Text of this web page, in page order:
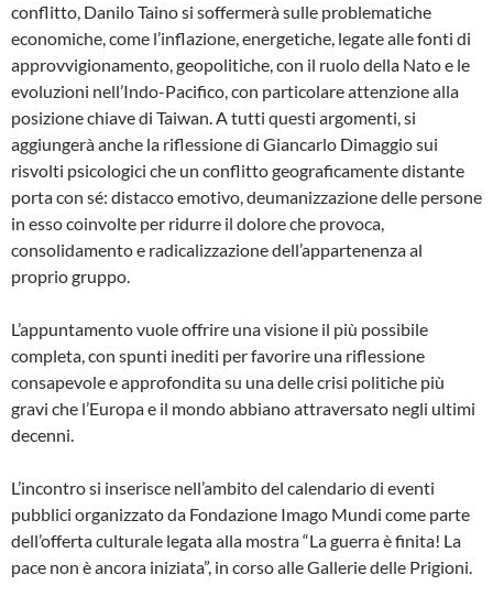
conflitto, Danilo Taino si soffermerà sulle problematiche
economiche, come l’inflazione, energetiche, legate alle fonti di
approvvigionamento, geopolitiche, con il ruolo della Nato e le
evoluzioni nell’Indo-Pacifico, con particolare attenzione alla
posizione chiave di Taiwan. A tutti questi argomenti, si
aggiungerà anche la riflessione di Giancarlo Dimaggio sui
risvolti psicologici che un conflitto geograficamente distante
porta con sé: distacco emotivo, deumanizzazione delle persone
in esso coinvolte per ridurre il dolore che provoca,
consolidamento e radicalizzazione dell’appartenenza al
proprio gruppo.
L’appuntamento vuole offrire una visione il più possibile
completa, con spunti inediti per favorire una riflessione
consapevole e approfondita su una delle crisi politiche più
gravi che l’Europa e il mondo abbiano attraversato negli ultimi
decenni.
L’incontro si inserisce nell’ambito del calendario di eventi
pubblici organizzato da Fondazione Imago Mundi come parte
dell’offerta culturale legata alla mostra “La guerra è finita! La
pace non è ancora iniziata”, in corso alle Gallerie delle Prigioni.